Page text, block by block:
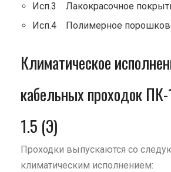
Исп.3 Лакокрасочное
Исп.4 Полимерное
Климатическое
кабельных проходок
1.5 (Э)
Проходки выпускаются со
климатическим исполнением: